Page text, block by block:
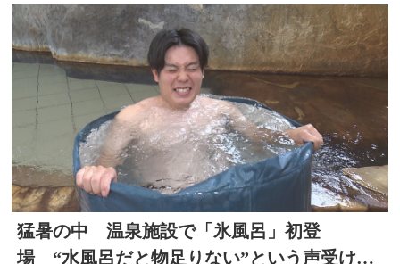
猛暑の中 温泉施設で「氷風呂」初登
場 “水風呂だと物足りない”という声受けレ